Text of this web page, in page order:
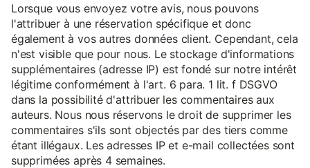
Lorsque vous envoyez votre avis, nous pouvons
l'attribuer à une réservation spécifique et donc
également à vos autres données client. Cependant, cela
n'est visible que pour nous. Le stockage d'informations
supplémentaires (adresse IP) est fondé sur notre intérêt
légitime conformément à l'art. 6 para. 1 lit. f DSGVO
dans la possibilité d'attribuer les commentaires aux
auteurs. Nous nous réservons le droit de supprimer les
commentaires s'ils sont objectés par des tiers comme
étant illégaux. Les adresses IP et e-mail collectées sont
supprimées après 4 semaines.